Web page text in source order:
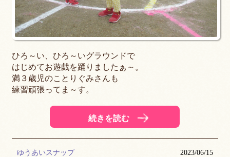
ひろ～い、ひろ～いグラウンドで
はじめてお遊戯を踊りましたぁ～。
満３歳児のことりぐみさんも
練習頑張ってま～す。
続きを読む
ゆうあいスナップ 2023/06/15